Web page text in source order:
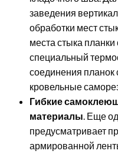
заведения
обработки мест
места стыка
специальный
соединения
кровельные
Гибкие
материалы. Еще
предусматривает
армированной